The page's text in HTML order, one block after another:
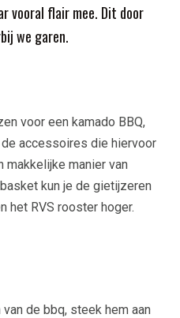
vooral flair mee. Dit door
we garen.
voor een kamado BBQ,
accessoires die hiervoor
makkelijke manier van
kun je de gietijzeren
het RVS rooster hoger.
de bbq, steek hem aan